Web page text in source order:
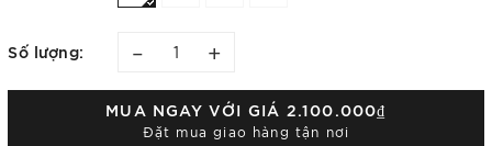
Số lượng: – +
MUA NGAY VỚI GIÁ 2.100.000₫
Đặt mua giao hàng tận nơi